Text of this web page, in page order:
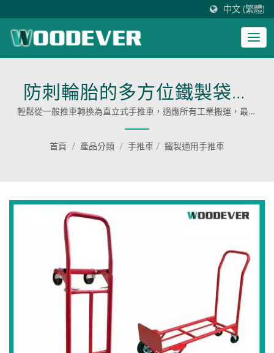
中文 (繁體)
防刺輪胎的多方位鐵製袋裝
車手推車
輕鬆從一般推車轉換為直立式手推車，適應所有工業搬運，最大
工作負載高達 600 磅。
首頁 / 產品分類 / 手推車 / 鐵製通用手推車